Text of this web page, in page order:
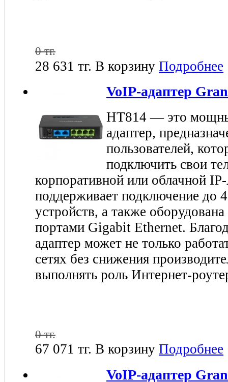
0 тг.
28 631 тг. В корзину Подробнее
VoIP-адаптер
HT814 — это
адаптер,
пользователей,
подключить свои
корпоративной или облачной
поддерживает подключение до
устройств, а также
портами Gigabit Ethernet.
адаптер может не только
сетях без снижения
выполнять роль Интернет-
0 тг.
67 071 тг. В корзину Подробнее
VoIP-адаптер